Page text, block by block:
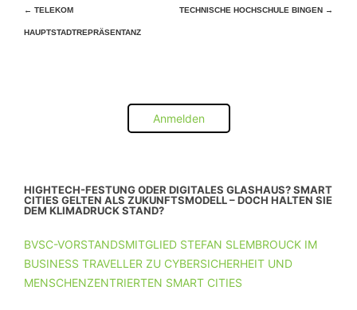
Beitragsnavigation
← TELEKOM
HAUPTSTADTREPRÄSENTANZ
TECHNISCHE HOCHSCHULE BINGEN →
Anmelden
HIGHTECH-FESTUNG ODER DIGITALES GLASHAUS? SMART
CITIES GELTEN ALS ZUKUNFTSMODELL – DOCH HALTEN SIE
DEM KLIMADRUCK STAND?
BVSC-VORSTANDSMITGLIED STEFAN SLEMBROUCK IM
BUSINESS TRAVELLER ZU CYBERSICHERHEIT UND
MENSCHENZENTRIERTEN SMART CITIES